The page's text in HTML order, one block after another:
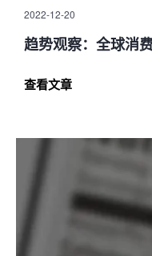
2022-12-20
趋势观察：全球消
查看文章